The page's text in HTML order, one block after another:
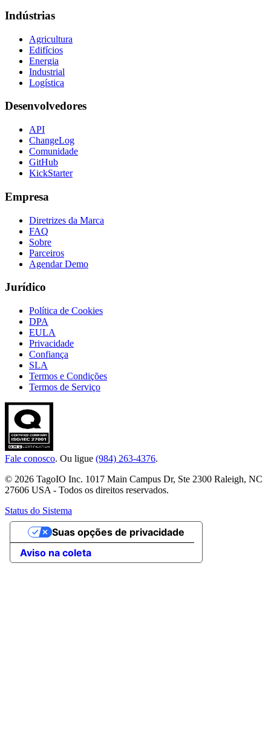
Indústrias
Agricultura
Edifícios
Energia
Industrial
Logística
Desenvolvedores
API
ChangeLog
Comunidade
GitHub
KickStarter
Empresa
Diretrizes da Marca
FAQ
Sobre
Parceiros
Agendar Demo
Jurídico
Política de Cookies
DPA
EULA
Privacidade
Confiança
SLA
Termos e Condições
Termos de Serviço
Fale conosco. Ou ligue (984) 263-4376.
© 2026 TagoIO Inc. 1017 Main Campus Dr, Ste 2300 Raleigh, NC
27606 USA - Todos os direitos reservados.
Status do Sistema
Aviso na coleta
Suas opções de privacidade